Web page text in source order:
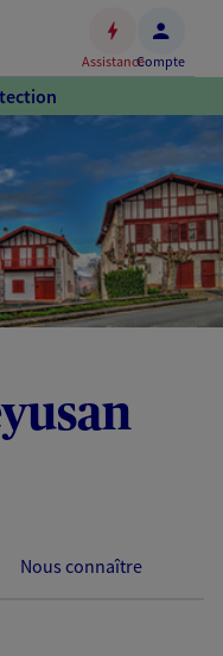
AssistanceCompte
Nous connaître